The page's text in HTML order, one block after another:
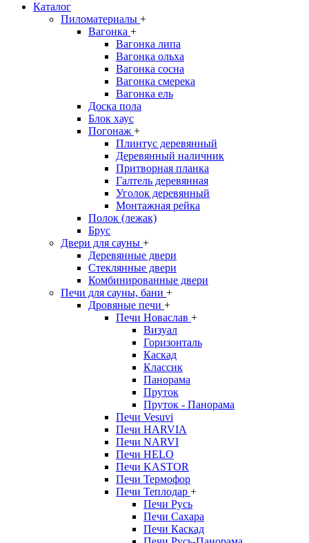
Каталог
Пиломатериалы +
Вагонка +
Вагонка липа
Вагонка ольха
Вагонка сосна
Вагонка смерека
Вагонка ель
Доска пола
Блок хаус
Погонаж +
Плинтус деревянный
Деревянный наличник
Притворная планка
Галтель деревянная
Уголок деревянный
Монтажная рейка
Полок (лежак)
Брус
Двери для сауны +
Деревянные двери
Стеклянные двери
Комбинированные двери
Печи для сауны, бани +
Дровяные печи +
Печи Новаслав +
Визуал
Горизонталь
Каскад
Классик
Панорама
Пруток
Пруток - Панорама
Печи Vesuvi
Печи HARVIA
Печи NARVI
Печи HELO
Печи KASTOR
Печи Термофор
Печи Теплодар +
Печи Русь
Печи Сахара
Печи Каскад